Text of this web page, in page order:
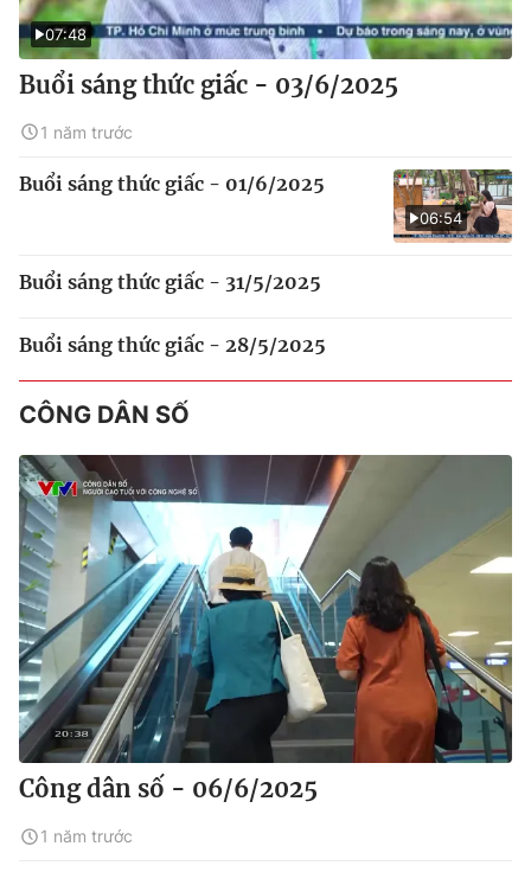
07:48
Buổi sáng thức giấc - 03/6/2025
1 năm trước
06:54
Buổi sáng thức giấc - 01/6/2025
Buổi sáng thức giấc - 31/5/2025
Buổi sáng thức giấc - 28/5/2025
CÔNG DÂN SỐ
Công dân số - 06/6/2025
1 năm trước